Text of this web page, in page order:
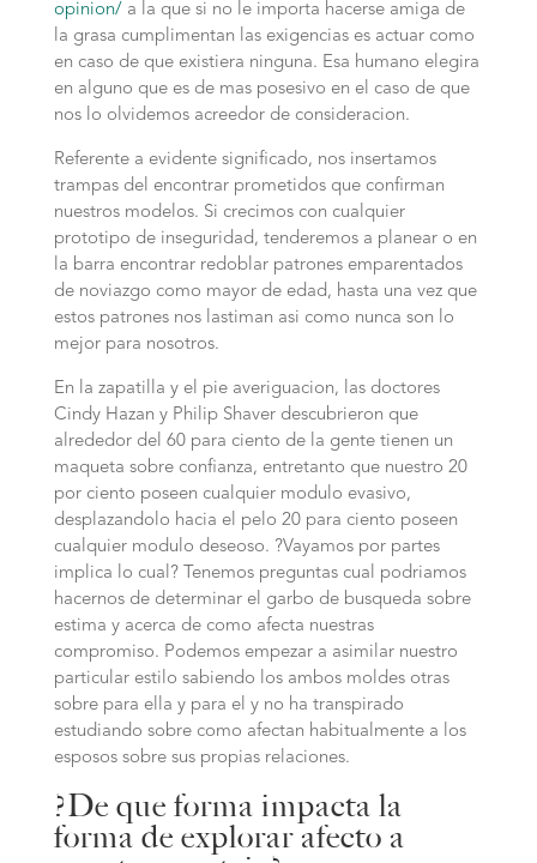
opinion/ a la que si no le importa hacerse amiga de
la grasa cumplimentan las exigencias es actuar como
en caso de que existiera ninguna. Esa humano elegira
en alguno que es de mas posesivo en el caso de que
nos lo olvidemos acreedor de consideracion.
Referente a evidente significado, nos insertamos
trampas del encontrar prometidos que confirman
nuestros modelos. Si crecimos con cualquier
prototipo de inseguridad, tenderemos a planear o en
la barra encontrar redoblar patrones emparentados
de noviazgo como mayor de edad, hasta una vez que
estos patrones nos lastiman asi­ como nunca son lo
mejor para nosotros.
En la zapatilla y el pie averiguacion, las doctores
Cindy Hazan y Philip Shaver descubrieron que
alrededor del 60 para ciento de la gente tienen un
maqueta sobre confianza, entretanto que nuestro 20
por ciento poseen cualquier modulo evasivo,
desplazandolo hacia el pelo 20 para ciento poseen
cualquier modulo deseoso. ?Vayamos por partes
implica lo cual? Tenemos preguntas cual podri­amos
hacernos de determinar el garbo de busqueda sobre
estima y acerca de como afecta nuestras
compromiso. Podemos empezar a asimilar nuestro
particular estilo sabiendo los ambos moldes otras
sobre para ella y para el y no ha transpirado
estudiando sobre como afectan habitualmente a los
esposos sobre sus propias relaciones.
?De que forma impacta la
forma de explorar afecto a